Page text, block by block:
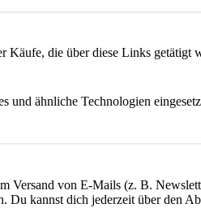
Käufe, die über diese Links getätigt
und ähnliche Technologien
Versand von E-Mails (z. B.
Du kannst dich jederzeit über den